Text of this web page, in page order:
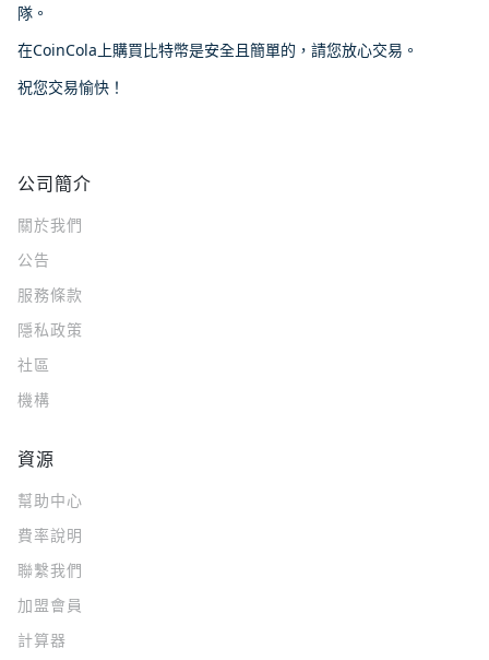
隊。
在CoinCola上購買比特幣是安全且簡單的，請您放心交易。
祝您交易愉快！
公司簡介
關於我們
公告
服務條款
隱私政策
社區
機構
資源
幫助中心
費率說明
聯繫我們
加盟會員
計算器